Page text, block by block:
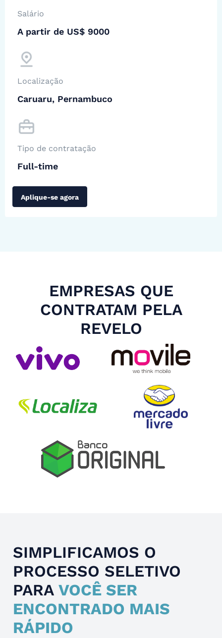
Salário
A partir de US$ 9000
Localização
Caruaru, Pernambuco
Tipo de contratação
Full-time
Aplique-se agora
EMPRESAS QUE
CONTRATAM PELA
REVELO
SIMPLIFICAMOS O
PROCESSO SELETIVO
PARA VOCÊ SER
ENCONTRADO MAIS
RÁPIDO